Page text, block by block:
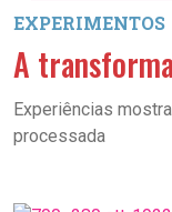
EXPERIMENTOS
A
Experiências
processada